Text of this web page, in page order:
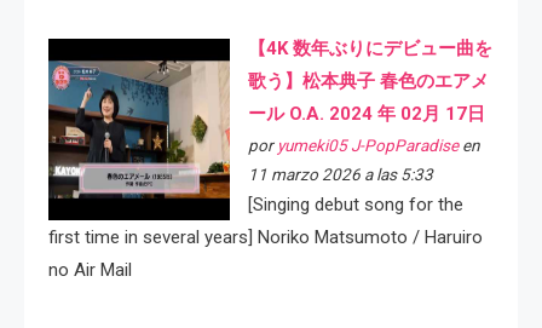
【4K 数年ぶりにデビュー曲を
歌う】松本典子 春色のエアメ
ール O.A. 2024 年 02月 17日
por yumeki05 J-PopParadiseen
11 marzo 2026 a las 5:33
[Singing debut song for the
first time in several years] Noriko Matsumoto / Haruiro
no Air Mail